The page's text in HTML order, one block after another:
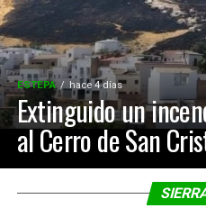
ESTEPA hace 4 días
Extinguido un
al Cerro de San